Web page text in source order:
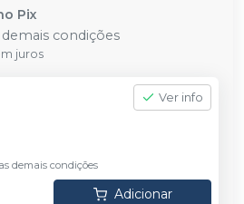
Pix
demais condições
juros
Ver info
demais condições
Adicionar